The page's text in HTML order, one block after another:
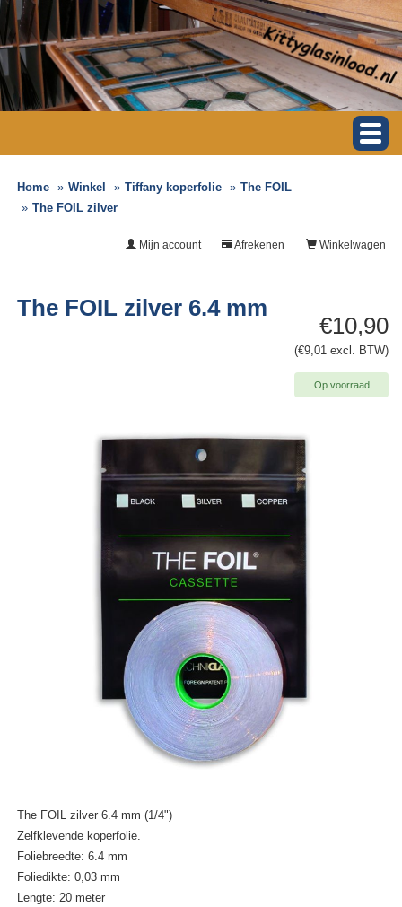
Home Winkel Tiffany koperfolie
The FOIL
The FOIL zilver
Winkelwagen
Afrekenen
Mijn account
€10,90
(€9,01 excl. BTW)
Op voorraad
The FOIL zilver 6.4 mm
The FOIL zilver 6.4 mm (1/4")
Zelfklevende koperfolie.
Foliebreedte: 6.4 mm
Foliedikte: 0,03 mm
Lengte: 20 meter